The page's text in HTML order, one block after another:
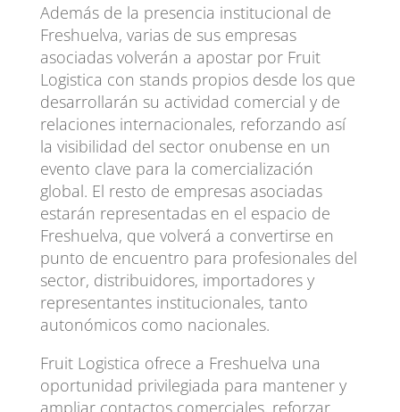
Además de la presencia institucional de
Freshuelva, varias de sus empresas
asociadas volverán a apostar por Fruit
Logistica con stands propios desde los que
desarrollarán su actividad comercial y de
relaciones internacionales, reforzando así
la visibilidad del sector onubense en un
evento clave para la comercialización
global. El resto de empresas asociadas
estarán representadas en el espacio de
Freshuelva, que volverá a convertirse en
punto de encuentro para profesionales del
sector, distribuidores, importadores y
representantes institucionales, tanto
autonómicos como nacionales.
Fruit Logistica ofrece a Freshuelva una
oportunidad privilegiada para mantener y
ampliar contactos comerciales, reforzar